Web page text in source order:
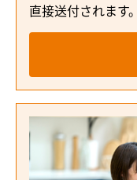
直接送付されます。